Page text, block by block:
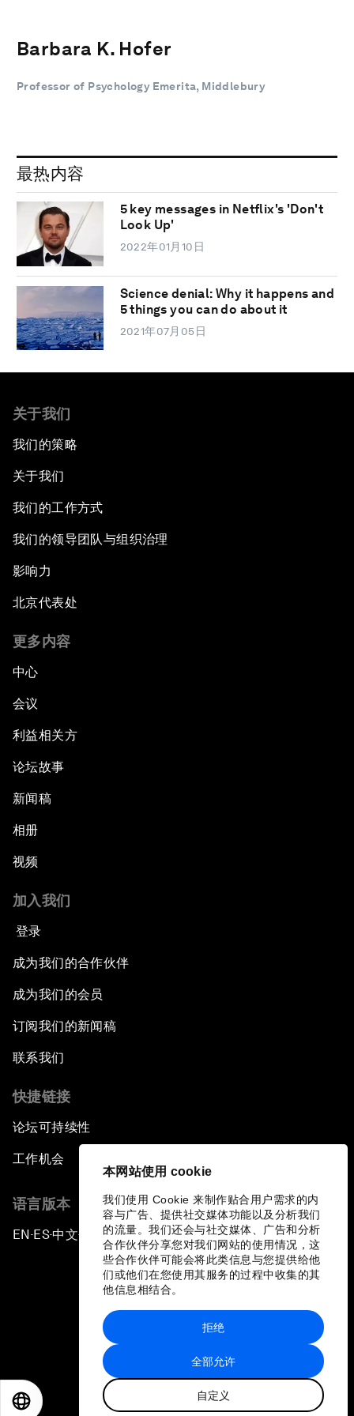
本网站使用 cookie
我们使用 Cookie 来制作贴合用户需求的内
容与广告、提供社交媒体功能以及分析我们
的流量。我们还会与社交媒体、广告和分析
合作伙伴分享您对我们网站的使用情况，这
些合作伙伴可能会将此类信息与您提供给他
们或他们在您使用其服务的过程中收集的其
他信息相结合。
全部允许
自定义
拒绝
Barbara K. Hofer
Professor of Psychology Emerita, Middlebury
最热内容
5 key messages in Netflix's 'Don't
Look Up'
2022年01月10日
Science denial: Why it happens and
5 things you can do about it
2021年07月05日
关于我们
我们的策略
关于我们
我们的工作方式
我们的领导团队与组织治理
影响力
北京代表处
更多内容
中心
会议
利益相关方
论坛故事
新闻稿
相册
视频
加入我们
登录
成为我们的合作伙伴
成为我们的会员
订阅我们的新闻稿
联系我们
快捷链接
论坛可持续性
工作机会
语言版本
EN ▪ES▪中文▪ 日本語
站点地图
世界经济论坛